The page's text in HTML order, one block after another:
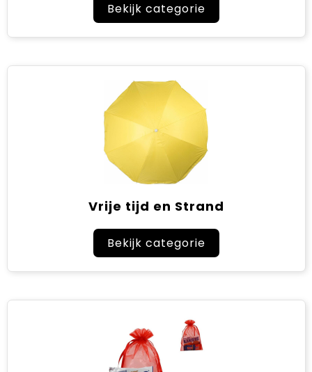
Bekijk categorie
Vrije tijd en Strand
Bekijk categorie